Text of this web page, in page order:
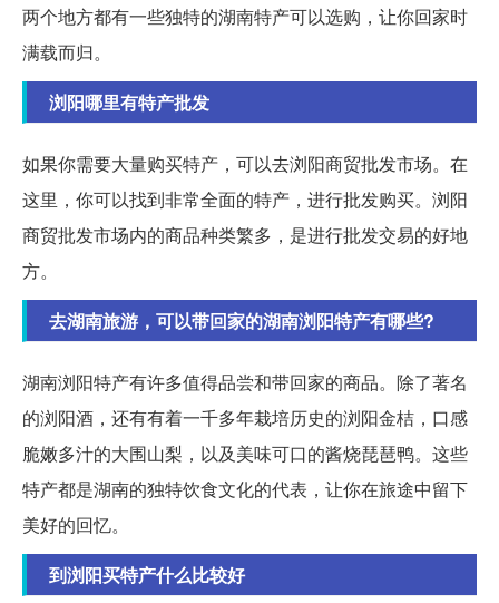
两个地方都有一些独特的湖南特产可以选购，让你回家时
满载而归。
浏阳哪里有特产批发
如果你需要大量购买特产，可以去浏阳商贸批发市场。在
这里，你可以找到非常全面的特产，进行批发购买。浏阳
商贸批发市场内的商品种类繁多，是进行批发交易的好地
方。
去湖南旅游，可以带回家的湖南浏阳特产有哪些?
湖南浏阳特产有许多值得品尝和带回家的商品。除了著名
的浏阳酒，还有有着一千多年栽培历史的浏阳金桔，口感
脆嫩多汁的大围山梨，以及美味可口的酱烧琵琶鸭。这些
特产都是湖南的独特饮食文化的代表，让你在旅途中留下
美好的回忆。
到浏阳买特产什么比较好